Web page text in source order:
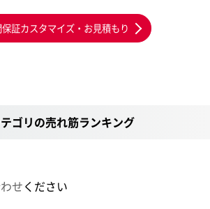
証カスタマイズ・お見積もり
ゴリの売れ筋ランキング
せください